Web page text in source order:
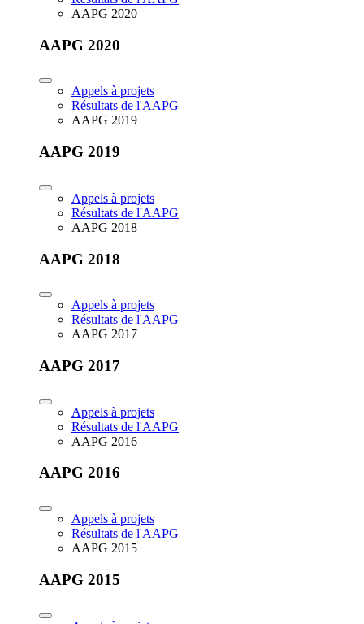
AAPG 2020
AAPG 2020
Appels à projets
Résultats de l'AAPG
AAPG 2019
AAPG 2019
Appels à projets
Résultats de l'AAPG
AAPG 2018
AAPG 2018
Appels à projets
Résultats de l'AAPG
AAPG 2017
AAPG 2017
Appels à projets
Résultats de l'AAPG
AAPG 2016
AAPG 2016
Appels à projets
Résultats de l'AAPG
AAPG 2015
AAPG 2015